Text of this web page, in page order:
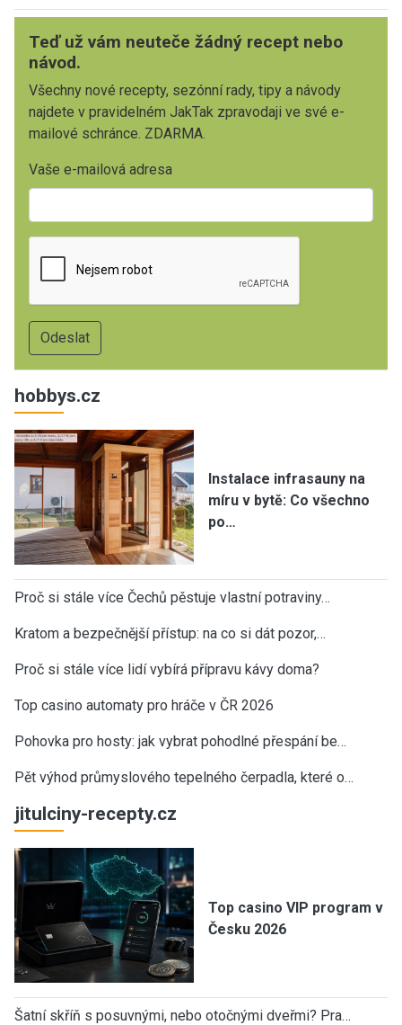
Teď už vám neuteče žádný recept nebo
návod.
Všechny nové recepty, sezónní rady, tipy a návody
najdete v pravidelném JakTak zpravodaji ve své e-
mailové schránce. ZDARMA.
Vaše e-mailová adresa
hobbys.cz
Instalace infrasauny na
míru v bytě: Co všechno
po…
Proč si stále více Čechů pěstuje vlastní potraviny…
Kratom a bezpečnější přístup: na co si dát pozor,…
Proč si stále více lidí vybírá přípravu kávy doma?
Top casino automaty pro hráče v ČR 2026
Pohovka pro hosty: jak vybrat pohodlné přespání be…
Pět výhod průmyslového tepelného čerpadla, které o…
jitulciny-recepty.cz
Top casino VIP program v
Česku 2026
Šatní skříň s posuvnými, nebo otočnými dveřmi? Pra…